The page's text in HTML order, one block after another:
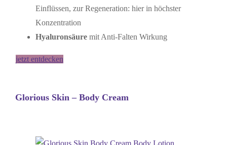
Einflüssen, zur Regeneration: hier in höchster
Konzentration
Hyaluronsäure mit Anti-Falten Wirkung
jetzt entdecken
Glorious Skin – Body Cream